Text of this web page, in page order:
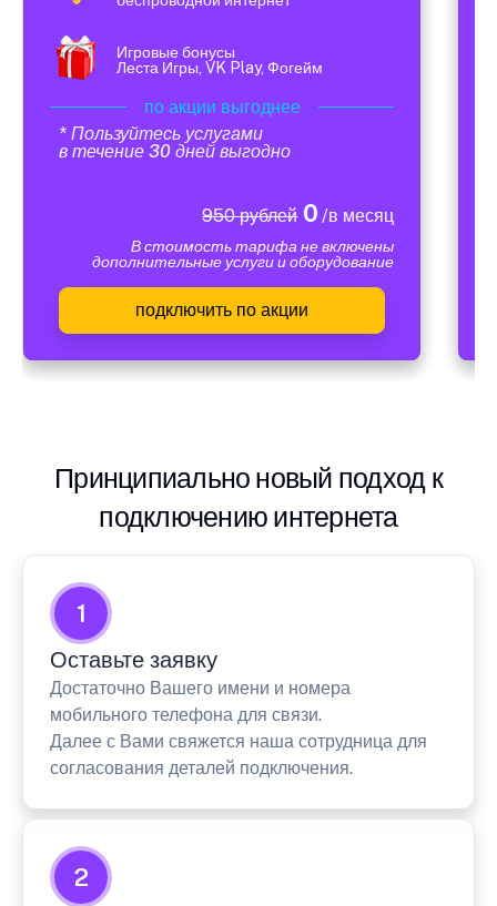
Игровые бонусы
Леста Игры, VK Play, Фогейм
по акции выгоднее
* Пользуйтесь услугами
в течение 30 дней выгодно
950 рублей0 /в месяц
В стоимость тарифа не включены
дополнительные услуги и оборудование
подключить по акции
Принципиально новый подход к
подключению интернета
1
Оставьте заявку
Достаточно Вашего имени и номера
мобильного телефона для связи.
Далее с Вами свяжется наша сотрудница для
согласования деталей подключения.
2